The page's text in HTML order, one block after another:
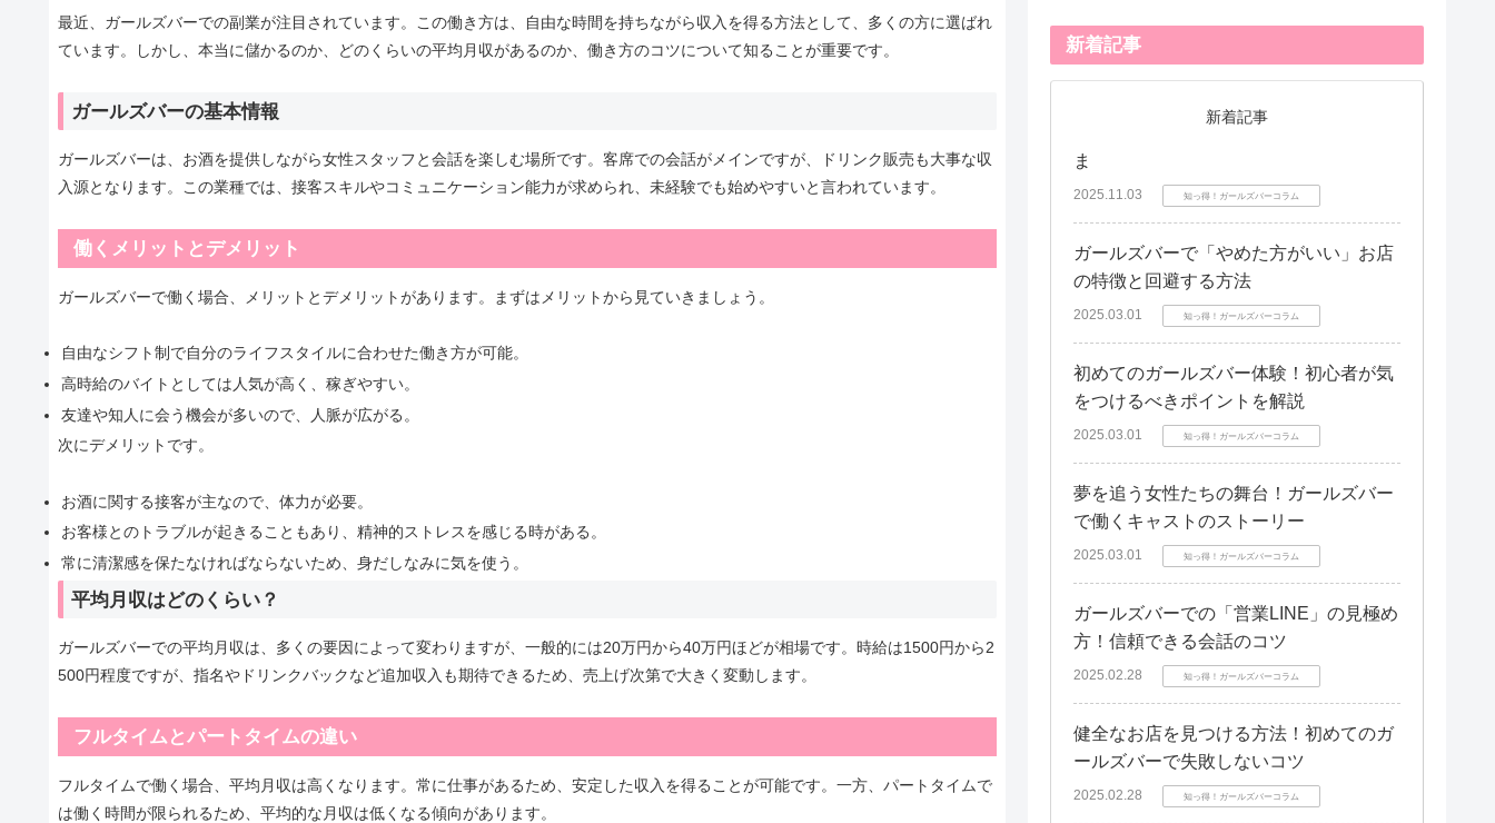
最近、ガールズバーでの副業が注目されています。この働き方は、自由な時間を持ちながら収入を得る方法として、多くの方に選ばれ
ています。しかし、本当に儲かるのか、どのくらいの平均月収があるのか、働き方のコツについて知ることが重要です。
ガールズバーの基本情報
ガールズバーは、お酒を提供しながら女性スタッフと会話を楽しむ場所です。客席での会話がメインですが、ドリンク販売も大事な収
入源となります。この業種では、接客スキルやコミュニケーション能力が求められ、未経験でも始めやすいと言われています。
働くメリットとデメリット
ガールズバーで働く場合、メリットとデメリットがあります。まずはメリットから見ていきましょう。
自由なシフト制で自分のライフスタイルに合わせた働き方が可能。
高時給のバイトとしては人気が高く、稼ぎやすい。
友達や知人に会う機会が多いので、人脈が広がる。
次にデメリットです。
お酒に関する接客が主なので、体力が必要。
お客様とのトラブルが起きることもあり、精神的ストレスを感じる時がある。
常に清潔感を保たなければならないため、身だしなみに気を使う。
平均月収はどのくらい？
ガールズバーでの平均月収は、多くの要因によって変わりますが、一般的には20万円から40万円ほどが相場です。時給は1500円から2
500円程度ですが、指名やドリンクバックなど追加収入も期待できるため、売上げ次第で大きく変動します。
フルタイムとパートタイムの違い
フルタイムで働く場合、平均月収は高くなります。常に仕事があるため、安定した収入を得ることが可能です。一方、パートタイムで
は働く時間が限られるため、平均的な月収は低くなる傾向があります。
新着記事
新着記事
ま
2025.11.03 知っ得！ガールズバーコラム
ガールズバーで「やめた方がいい」お店
の特徴と回避する方法
2025.03.01 知っ得！ガールズバーコラム
初めてのガールズバー体験！初心者が気
をつけるべきポイントを解説
2025.03.01 知っ得！ガールズバーコラム
夢を追う女性たちの舞台！ガールズバー
で働くキャストのストーリー
2025.03.01 知っ得！ガールズバーコラム
ガールズバーでの「営業LINE」の見極め
方！信頼できる会話のコツ
2025.02.28 知っ得！ガールズバーコラム
健全なお店を見つける方法！初めてのガ
ールズバーで失敗しないコツ
2025.02.28 知っ得！ガールズバーコラム